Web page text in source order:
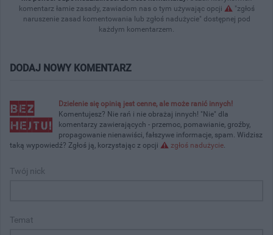
komentarz łamie zasady, zawiadom nas o tym używając opcji
"zgłoś
naruszenie zasad komentowania lub zgłoś nadużycie" dostępnej pod
każdym komentarzem.
DODAJ NOWY KOMENTARZ
Dzielenie się opinią jest cenne, ale może ranić innych!
Komentujesz? Nie rań i nie obrażaj innych! "Nie" dla
komentarzy zawierających - przemoc, pomawianie, groźby,
propagowanie nienawiści, fałszywe informacje, spam. Widzisz
taką wypowiedź? Zgłoś ją, korzystając z opcji
zgłoś nadużycie.
Twój nick
Temat